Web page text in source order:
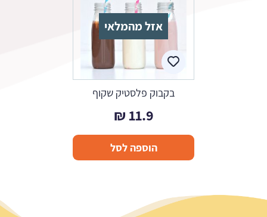
אזל מהמלאי
בקבוק פלסטיק שקוף
11.9
₪
הוספה לסל